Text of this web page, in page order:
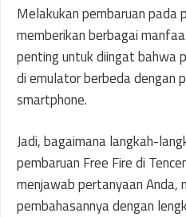
Melakukan pembaruan pada
memberikan berbagai
penting untuk diingat bahwa
di emulator berbeda dengan
smartphone.
Jadi, bagaimana langkah-
pembaruan Free Fire di
menjawab pertanyaan Anda,
pembahasannya dengan